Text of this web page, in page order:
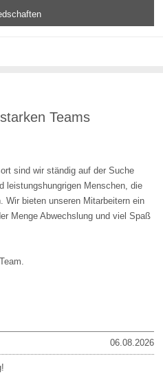
Teams
sind wir ständig auf der Suche
leistungshungrigen Menschen, die
Wir bieten unseren Mitarbeitern ein
Menge Abwechslung und viel Spaß
06.08.2026